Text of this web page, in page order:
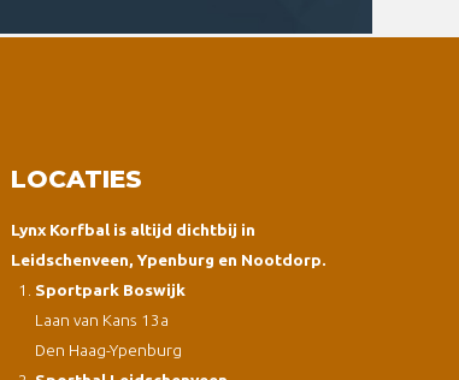
LOCATIES
Lynx Korfbal is altijd dichtbij in
Leidschenveen, Ypenburg en Nootdorp.
Sportpark Boswijk
Laan van Kans 13a
Den Haag-Ypenburg